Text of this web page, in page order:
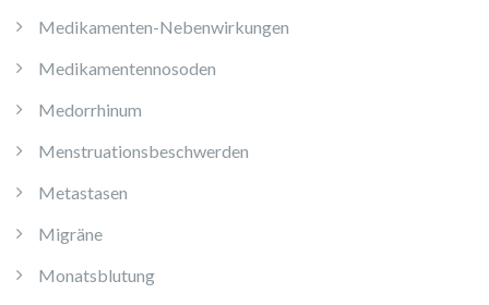
Medikamenten-Nebenwirkungen
Medikamentennosoden
Medorrhinum
Menstruationsbeschwerden
Metastasen
Migräne
Monatsblutung